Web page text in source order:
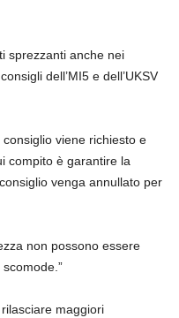
sprezzanti anche nei
dell’MI5 e dell’UKSV
viene richiesto e
compito è garantire la
venga annullato per
non possono essere
maggiori